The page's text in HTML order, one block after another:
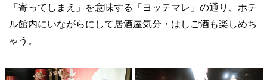
「寄ってしまえ」を意味する「ヨッテマレ」の通り、ホテ
ル館内にいながらにして居酒屋気分・はしご酒も楽しめち
ゃう。